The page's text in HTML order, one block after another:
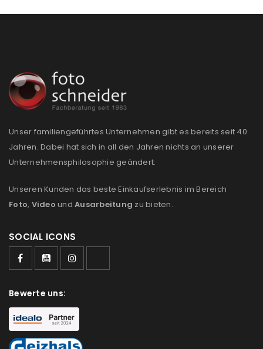
Unser familiengeführtes Unternehmen gibt es bereits seit 40
Jahren. Dabei hat sich in all den Jahren nichts an unserer
Unternehmensphilosophie geändert:
Unseren Kunden das beste Einkaufserlebnis im Bereich
Foto, Video und Ausarbeitung zu bieten.
SOCIAL ICONS
Bewerte uns: